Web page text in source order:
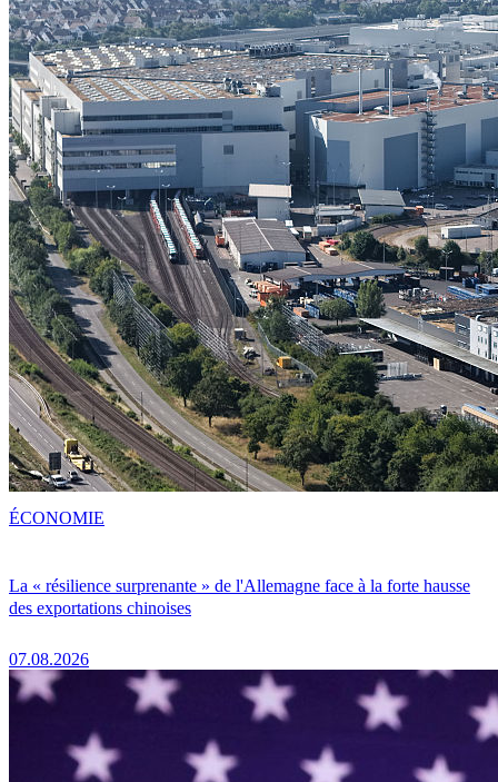
La « résilience surprenante » de l'Allemagne face à la forte hausse
des exportations chinoises
07.08.2026
ÉCONOMIE